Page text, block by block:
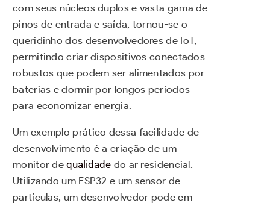
com seus núcleos duplos e vasta gama de
pinos de entrada e saída, tornou-se o
queridinho dos desenvolvedores de IoT,
permitindo criar dispositivos conectados
robustos que podem ser alimentados por
baterias e dormir por longos períodos
para economizar energia.
Um exemplo prático dessa facilidade de
desenvolvimento é a criação de um
monitor dequalidade do ar residencial.
Utilizando um ESP32 e um sensor de
partículas, um desenvolvedor pode em